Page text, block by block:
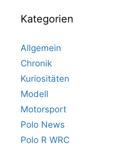
Kategorien
Allgemein
Chronik
Kuriositäten
Modell
Motorsport
Polo News
Polo R WRC